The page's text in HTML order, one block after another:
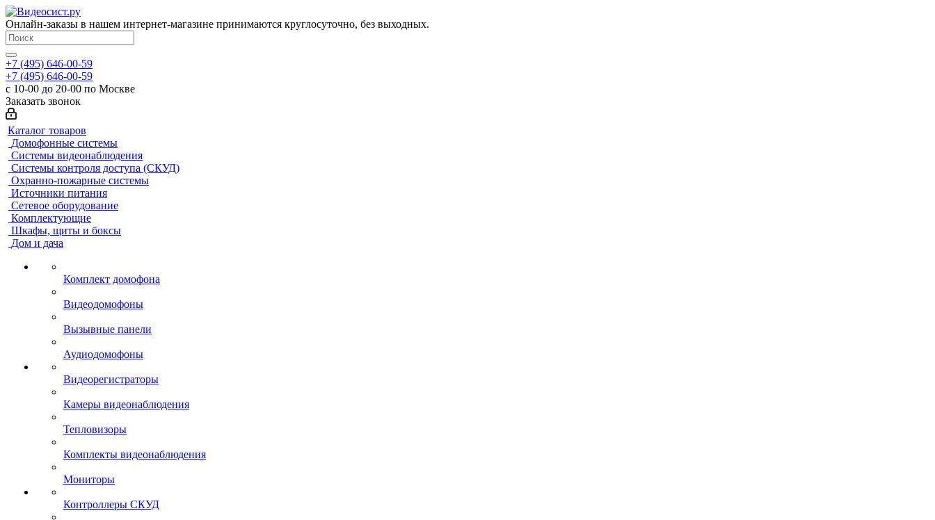
Онлайн-заказы в нашем интернет-магазине принимаются круглосуточно, без выходных.
+7 (495) 646-00-59
+7 (495) 646-00-59
с 10-00 до 20-00 по Москве
Заказать звонок
Каталог товаров
Домофонные системы
Системы видеонаблюдения
Системы контроля доступа (СКУД)
Охранно-пожарные системы
Источники питания
Сетевое оборудование
Комплектующие
Шкафы, щиты и боксы
Дом и дача
Комплект домофона
Видеодомофоны
Вызывные панели
Аудиодомофоны
Видеорегистраторы
Камеры видеонаблюдения
Тепловизоры
Комплекты видеонаблюдения
Мониторы
Контроллеры СКУД